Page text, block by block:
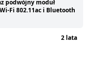
podwójny moduł
Fi 802.11ac i Bluetooth
2 lata